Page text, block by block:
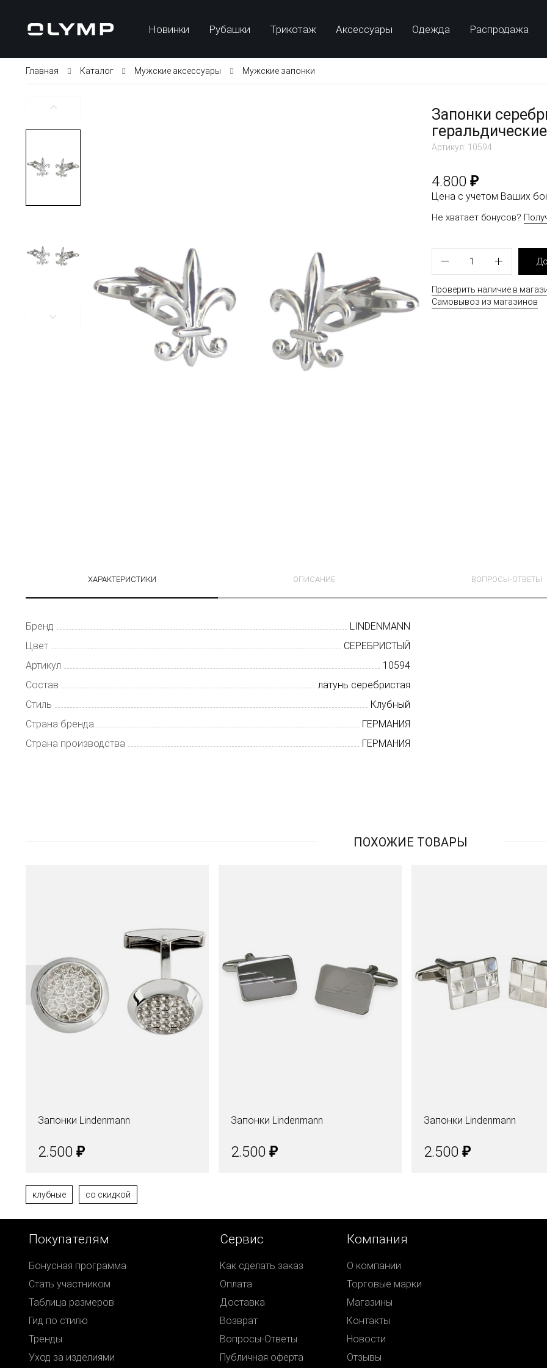
Новинки Рубашки Трикотаж Аксессуары Одежда Распродажа
Главная Каталог Мужские аксессуары Мужские запонки
Запонки
Артикул: 10594
4.800 ₽
Цена с учетом Ваших
Не хватает бонусов?
1
Проверить наличие в
Самовывоз из магазинов
ХАРАКТЕРИСТИКИ ОПИСАНИЕ ВОПРОСЫ-ОТВЕТЫ
Бренд
LINDENMANN
Цвет
СЕРЕБРИСТЫЙ
Артикул
10594
Состав
латунь серебристая
Стиль
Клубный
Страна бренда
ГЕРМАНИЯ
Страна производства
ГЕРМАНИЯ
ПОХОЖИЕ ТОВАРЫ
Запонки Lindenmann
2.500 ₽
Запонки Lindenmann
2.500 ₽
Запонки Lindenmann
2.500 ₽
клубные со скидкой
Покупателям
Бонусная программа
Стать участником
Таблица размеров
Гид по стилю
Тренды
Уход за изделиями
Сервис
Как сделать заказ
Оплата
Доставка
Возврат
Вопросы-Ответы
Публичная оферта
Компания
О компании
Торговые марки
Магазины
Контакты
Новости
Отзывы